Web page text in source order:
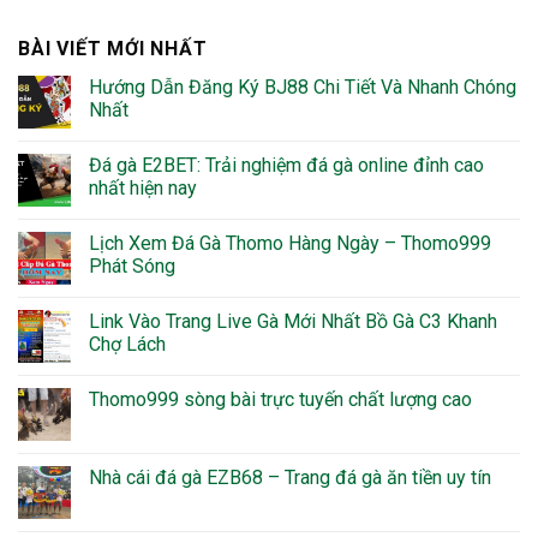
BÀI VIẾT MỚI NHẤT
Hướng Dẫn Đăng Ký BJ88 Chi Tiết Và Nhanh Chóng
Nhất
Đá gà E2BET: Trải nghiệm đá gà online đỉnh cao
nhất hiện nay
Lịch Xem Đá Gà Thomo Hàng Ngày – Thomo999
Phát Sóng
Link Vào Trang Live Gà Mới Nhất Bồ Gà C3 Khanh
Chợ Lách
Thomo999 sòng bài trực tuyến chất lượng cao
Nhà cái đá gà EZB68 – Trang đá gà ăn tiền uy tín